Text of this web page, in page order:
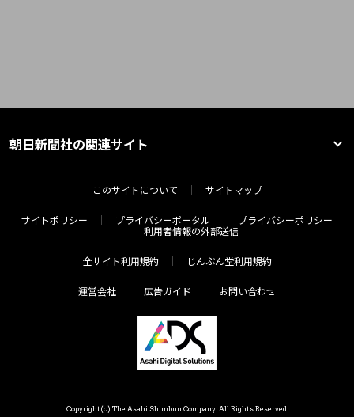
朝日新聞社の関連サイト
このサイトについて サイトマップ
サイトポリシー プライバシーポータル
プライバシーポリシー
利用者情報の外部送信
全サイト利用規約 じんぶん堂利用規約
運営会社 広告ガイド お問い合わせ
Copyright(c) The Asahi Shimbun Company. All Rights Reserved.